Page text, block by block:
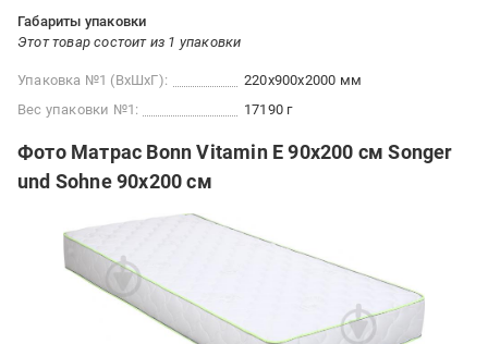
Габариты упаковки
Этот товар состоит из 1 упаковки
Упаковка №1 (ВхШхГ):
220x900x2000 мм
Вес упаковки №1:
17190 г
Фото Матрас Bonn Vitamin E 90x200 см Songer
und Sohne 90х200 см